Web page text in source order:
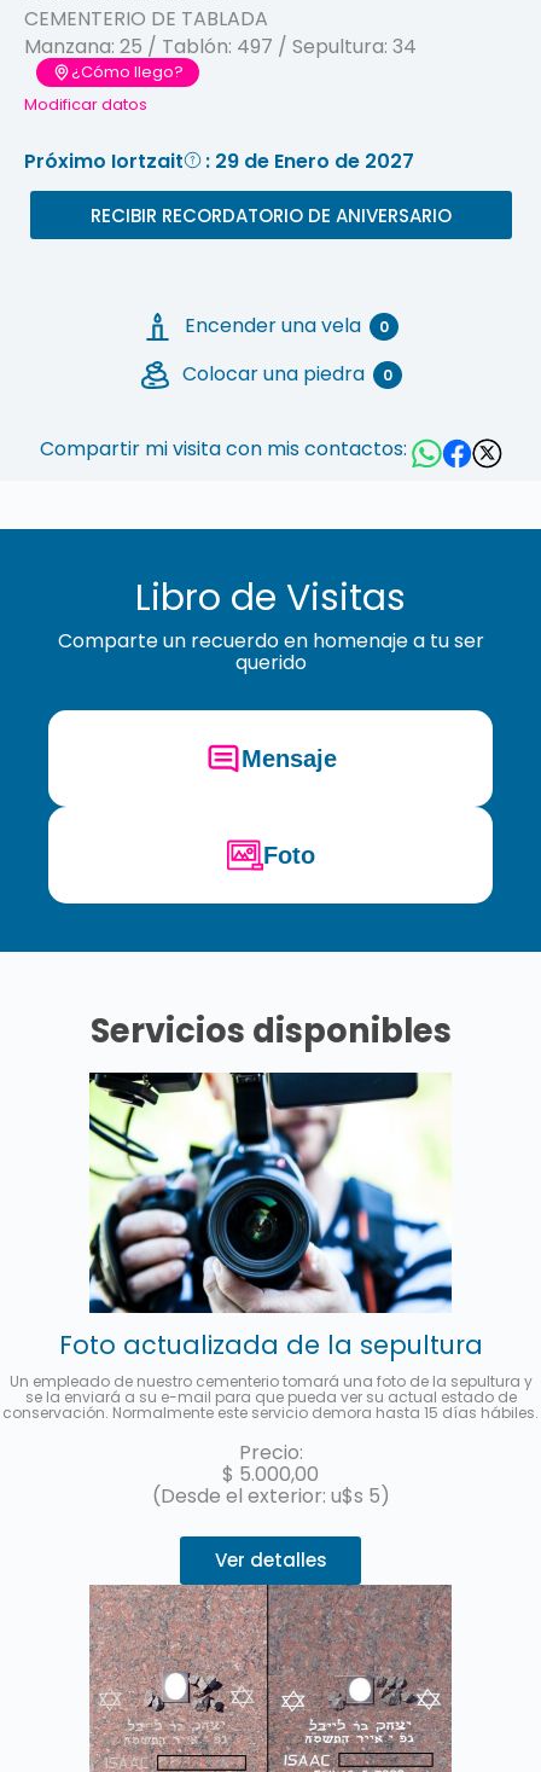
CEMENTERIO DE TABLADA
Manzana: 25 / Tablón: 497 / Sepultura: 34
¿Cómo llego?
Modificar datos
Próximo Iortzait : 29 de Enero de 2027
RECIBIR RECORDATORIO DE ANIVERSARIO
Encender una vela 0
Colocar una piedra 0
Compartir mi visita con mis contactos:
Libro de Visitas
Comparte un recuerdo en homenaje a tu ser
querido
Mensaje
Foto
Servicios disponibles
Foto actualizada de la sepultura
Un empleado de nuestro cementerio tomará una foto de la sepultura y
se la enviará a su e-mail para que pueda ver su actual estado de
conservación. Normalmente este servicio demora hasta 15 días hábiles.
Precio:
$ 5.000,00
(Desde el exterior: u$s 5)
Ver detalles